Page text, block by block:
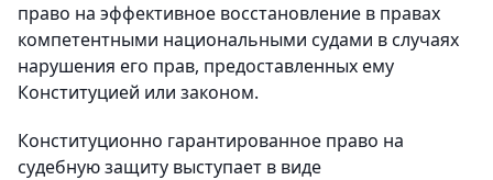
право на эффективное восстановление в правах
компетентными национальными судами в случаях
нарушения его прав, предоставленных ему
Конституцией или законом.
Конституционно гарантированное право на
судебную защиту выступает в виде